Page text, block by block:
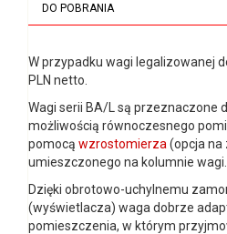
DO POBRANIA
W przypadku wagi legalizowanej
PLN netto.
Wagi serii BA/L są przeznaczone
możliwością równoczesnego
pomocą wzrostomierza (opcja na
umieszczonego na kolumnie wagi.
Dzięki obrotowo-uchylnemu
(wyświetlacza) waga dobrze
pomieszczenia, w którym